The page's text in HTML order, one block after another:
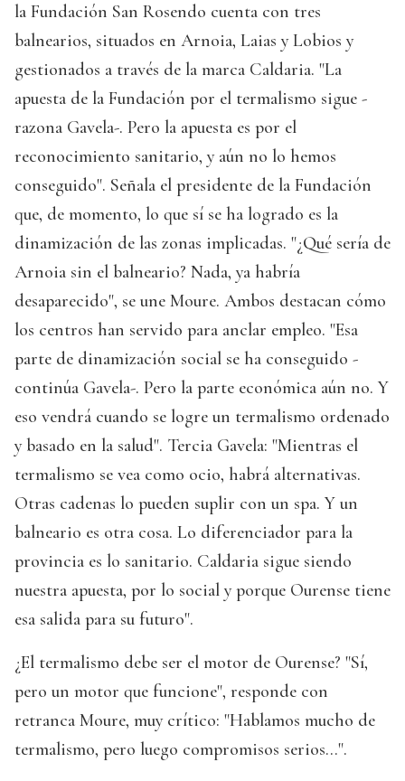
la Fundación San Rosendo cuenta con tres
balnearios, situados en Arnoia, Laias y Lobios y
gestionados a través de la marca Caldaria. "La
apuesta de la Fundación por el termalismo sigue -
razona Gavela-. Pero la apuesta es por el
reconocimiento sanitario, y aún no lo hemos
conseguido". Señala el presidente de la Fundación
que, de momento, lo que sí se ha logrado es la
dinamización de las zonas implicadas. "¿Qué sería de
Arnoia sin el balneario? Nada, ya habría
desaparecido", se une Moure. Ambos destacan cómo
los centros han servido para anclar empleo. "Esa
parte de dinamización social se ha conseguido -
continúa Gavela-. Pero la parte económica aún no. Y
eso vendrá cuando se logre un termalismo ordenado
y basado en la salud". Tercia Gavela: "Mientras el
termalismo se vea como ocio, habrá alternativas.
Otras cadenas lo pueden suplir con un spa. Y un
balneario es otra cosa. Lo diferenciador para la
provincia es lo sanitario. Caldaria sigue siendo
nuestra apuesta, por lo social y porque Ourense tiene
esa salida para su futuro".
¿El termalismo debe ser el motor de Ourense? "Sí,
pero un motor que funcione", responde con
retranca Moure, muy crítico: "Hablamos mucho de
termalismo, pero luego compromisos serios...".